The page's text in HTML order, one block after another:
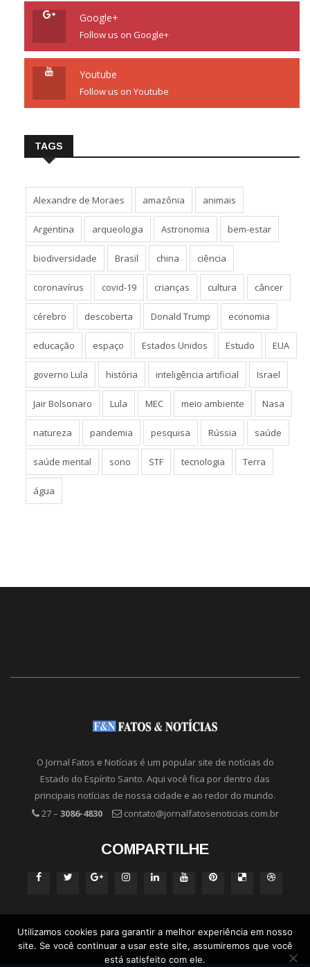
Google+
Follow us on Google+
Youtube
Follow us on Youtube
TAGS
Alexandre de Moraes amazônia animais
Argentina arqueologia Astronomia bem-estar
biodiversidade Brasil china ciência
coronavírus covid-19 crianças cultura câncer
cérebro descoberta Donald Trump economia
educação espaço Estados Unidos Estudo EUA
governo Lula história inteligência artificial Israel
Jair Bolsonaro Lula MEC meio ambiente Nasa
natureza pandemia pesquisa Rússia saúde
saúde mental sono STF tecnologia Terra
água
O Jornal Fatos e Notícias é um popular site de notícias do
Estado do Espírito Santo. Aqui você fica por dentro das
principais notícias de nossa cidade e ao redor do mundo.
27 – 3086-4830 contato@jornalfatosenoticias.com.br
COMPARTILHE
Utilizamos cookies para garantir a melhor experiência em nosso
site. Se você continuar a usar este site, assumiremos que você
está satisfeito com ele.